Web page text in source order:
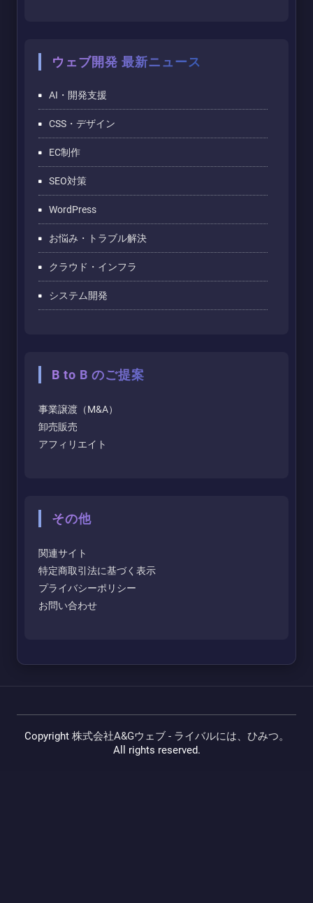
ウェブ開発 最新ニュース
AI・開発支援
CSS・デザイン
EC制作
SEO対策
WordPress
お悩み・トラブル解決
クラウド・インフラ
システム開発
B to B のご提案
事業譲渡（M&A）
卸売販売
アフィリエイト
その他
関連サイト
特定商取引法に基づく表示
プライバシーポリシー
お問い合わせ
Copyright 株式会社A&Gウェブ - ライバルには、ひみつ。
All rights reserved.